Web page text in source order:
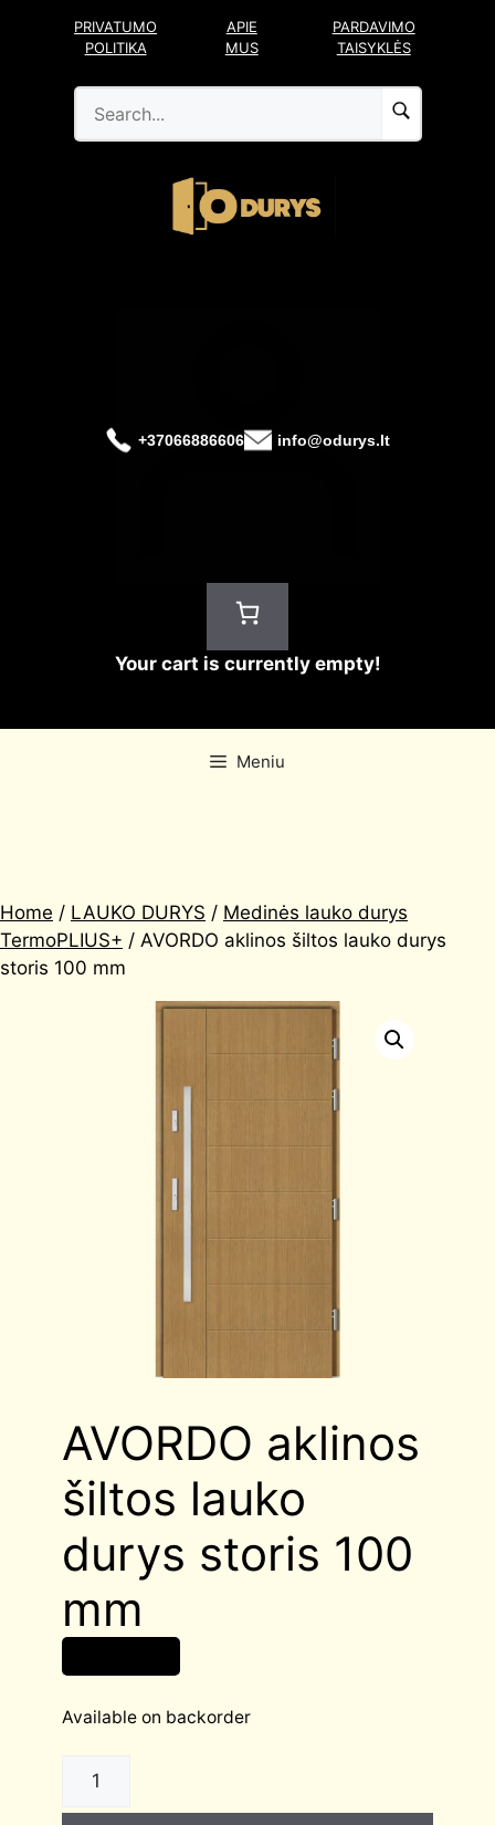
PRIVATUMO
POLITIKA
APIE
MUS
PARDAVIMO
TAISYKLĖS
+37066886606 info@odurys.lt
Your cart is currently empty!
Meniu
Home / LAUKO DURYS / Medinės lauko durys
TermoPLIUS+ / AVORDO aklinos šiltos lauko durys
storis 100 mm
AVORDO aklinos
šiltos lauko
durys storis 100
mm
Available on backorder
AVORDO